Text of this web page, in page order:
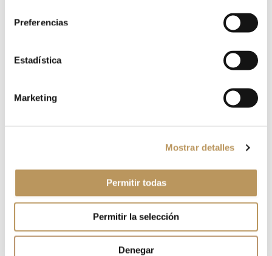
Preferencias
Estadística
Marketing
Mostrar detalles
Permitir todas
Permitir la selección
Denegar
Save my name, email, and website in this browser for
the next time I comment.